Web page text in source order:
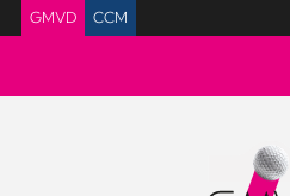
GMVD CCM